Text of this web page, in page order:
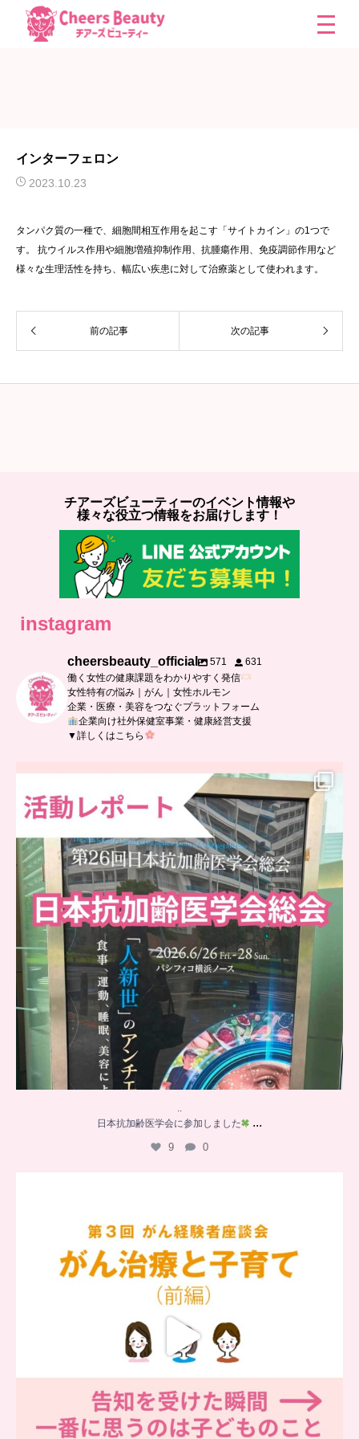
インターフェロン
2023.10.23
タンパク質の一種で、細胞間相互作用を起こす「サイトカイン」の1つで
す。 抗ウイルス作用や細胞増殖抑制作用、抗腫瘍作用、免疫調節作用など
様々な生理活性を持ち、幅広い疾患に対して治療薬として使われます。
前の記事 次の記事
チアーズビューティーのイベント情報や
様々な役立つ情報をお届けします！
instagram
cheersbeauty_official 571
631
働く女性の健康課題をわかりやすく発信
女性特有の悩み｜がん｜女性ホルモン
企業・医療・美容をつなぐプラットフォーム
企業向け社外保健室事業・健康経営支援
▼詳しくはこちら
..
日本抗加齢医学会に参加しました
0
..
日本抗加齢医学会に参加しました
...
9 0